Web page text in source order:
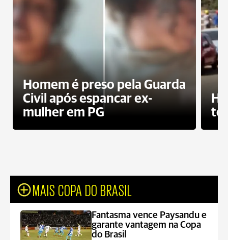
Homem é preso pela Guarda
Civil após espancar ex-
mulher em PG
MAIS COPA DO BRASIL
Fantasma vence Paysandu e
garante vantagem na Copa
do Brasil